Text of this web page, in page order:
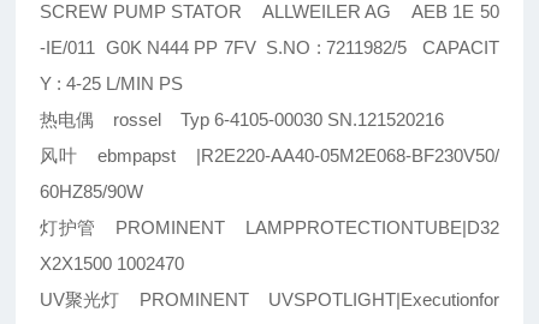
SCREW PUMP STATOR ALLWEILER AG AEB 1E 50
-IE/011 G0K N444 PP 7FV S.NO : 7211982/5 CAPACIT
Y : 4-25 L/MIN PS
热电偶 rossel Typ 6-4105-00030 SN.121520216
风叶 ebmpapst |R2E220-AA40-05M2E068-BF230V50/
60HZ85/90W
灯护管 PROMINENT LAMPPROTECTIONTUBE|D32
X2X1500 1002470
UV聚光灯 PROMINENT UVSPOTLIGHT|Executionfor